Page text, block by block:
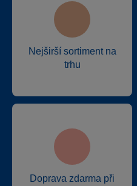
Nejširší sortiment na
trhu
Doprava zdarma při